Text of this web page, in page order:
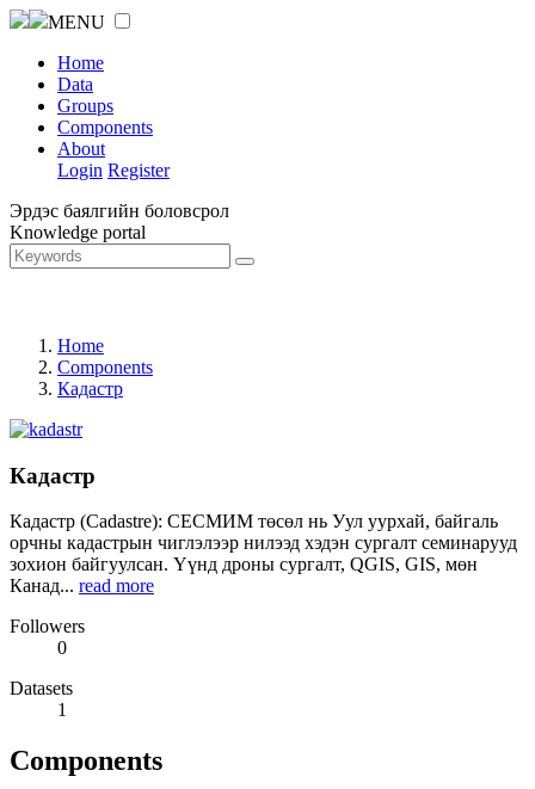
MENU
Home
Data
Groups
Components
About
Login Register
Эрдэс баялгийн боловсрол
Knowledge portal
Home
Components
Кадастр
Кадастр
Кадастр (Cadastre): СЕСМИМ төсөл нь Уул уурхай, байгаль
орчны кадастрын чиглэлээр нилээд хэдэн сургалт семинарууд
зохион байгуулсан. Үүнд дроны сургалт, QGIS, GIS, мөн
Канад... read more
Followers
0
Datasets
1
Components